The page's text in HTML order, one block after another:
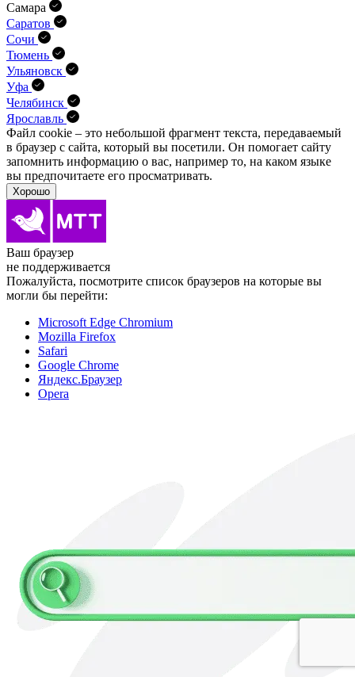
Самара
Саратов
Сочи
Тюмень
Ульяновск
Уфа
Челябинск
Ярославль
Файл cookie – это небольшой фрагмент текста, передава­емый
в браузер с сайта, который вы посетили. Он помо­гает сайту
запомнить информацию о вас, например то, на каком языке
вы предпочитаете его просматривать.
Хорошо
Ваш браузер
не поддерживается
Пожалуйста, посмотрите список браузеров на которые вы
могли бы перейти:
Microsoft Edge Chromium
Mozilla Firefox
Safari
Google Chrome
Яндекс.Браузер
Opera